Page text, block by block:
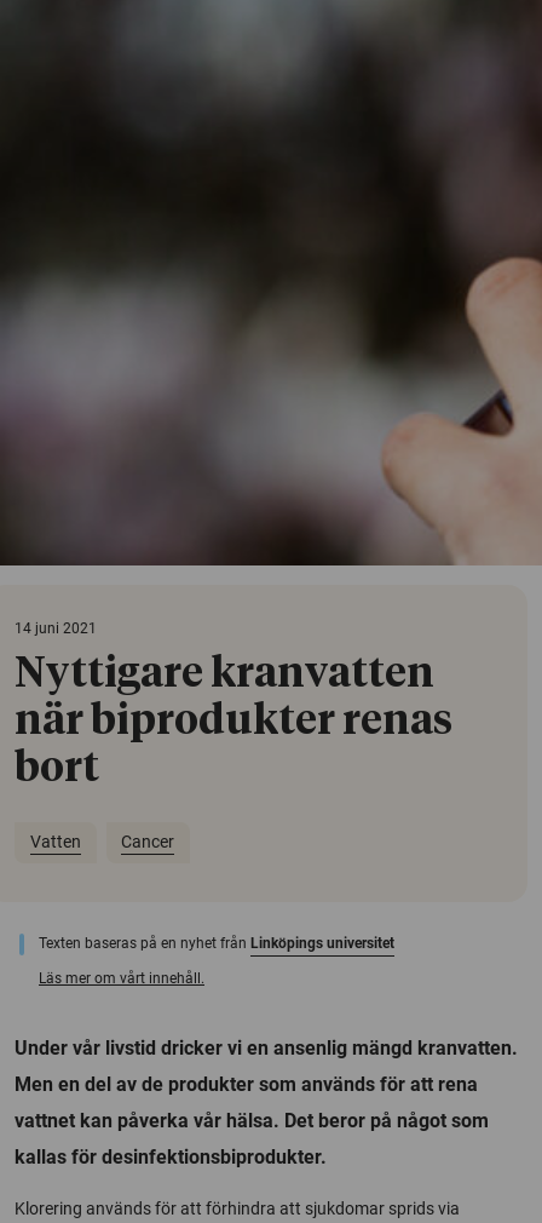
14 juni 2021
Nyttigare kranvatten
när biprodukter renas
bort
Vatten Cancer
Texten baseras på en nyhet från Linköpings universitet
Läs mer om vårt innehåll.
Under vår livstid dricker vi en ansenlig mängd kranvatten.
Men en del av de produkter som används för att rena
vattnet kan påverka vår hälsa. Det beror på något som
kallas för desinfektionsbiprodukter.
Klorering används för att förhindra att sjukdomar sprids via